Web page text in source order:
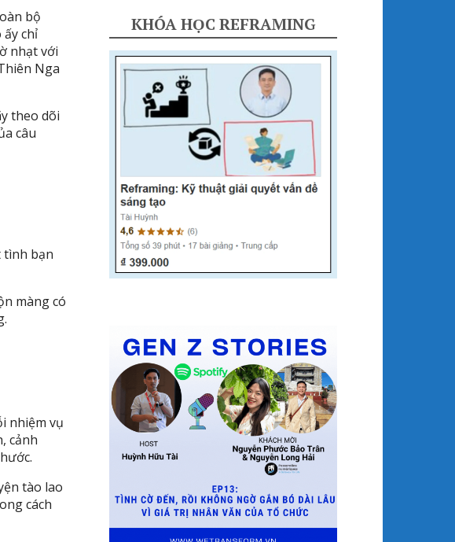
bộ
ấy chỉ
nhạt với
Nga
theo dõi
câu
tình bạn
màng có
nhiệm vụ
cảnh
tào lao
cách
KHÓA HỌC REFRAMING